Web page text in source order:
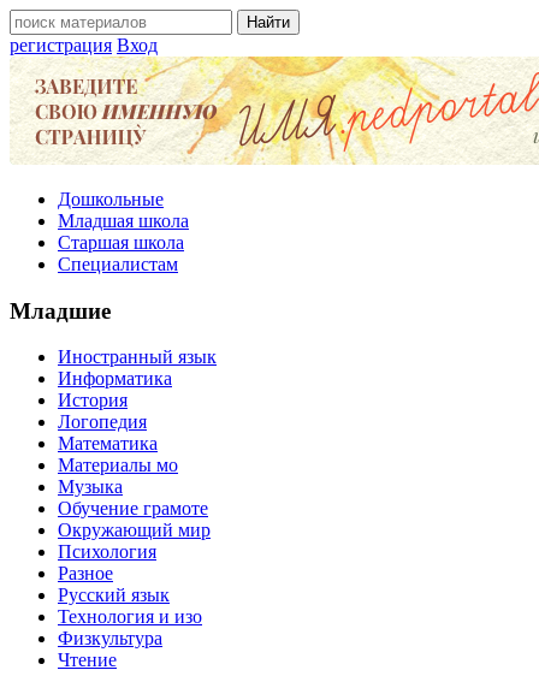
регистрация Вход
Дошкольные
Младшая школа
Старшая школа
Специалистам
Младшие
Иностранный язык
Информатика
История
Логопедия
Математика
Материалы мо
Музыка
Обучение грамоте
Окружающий мир
Психология
Разное
Русский язык
Технология и изо
Физкультура
Чтение